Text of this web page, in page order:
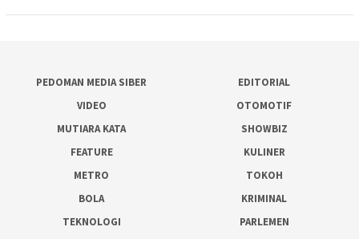
PEDOMAN MEDIA SIBER
EDITORIAL
VIDEO
OTOMOTIF
MUTIARA KATA
SHOWBIZ
FEATURE
KULINER
METRO
TOKOH
BOLA
KRIMINAL
TEKNOLOGI
PARLEMEN